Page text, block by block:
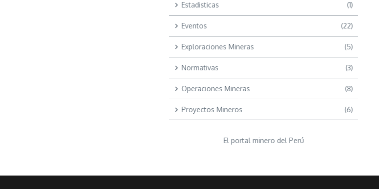
Estadisticas (1)
Eventos (22)
Exploraciones Mineras (5)
Normativas (3)
Operaciones Mineras (8)
Proyectos Mineros (6)
El portal minero del Perú